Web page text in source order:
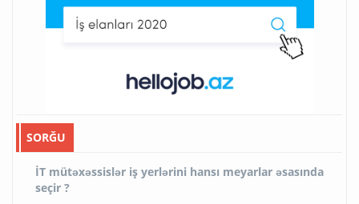
SORĞU
İT mütəxəssislər iş yerlərini hansı meyarlar əsasında
seçir ?